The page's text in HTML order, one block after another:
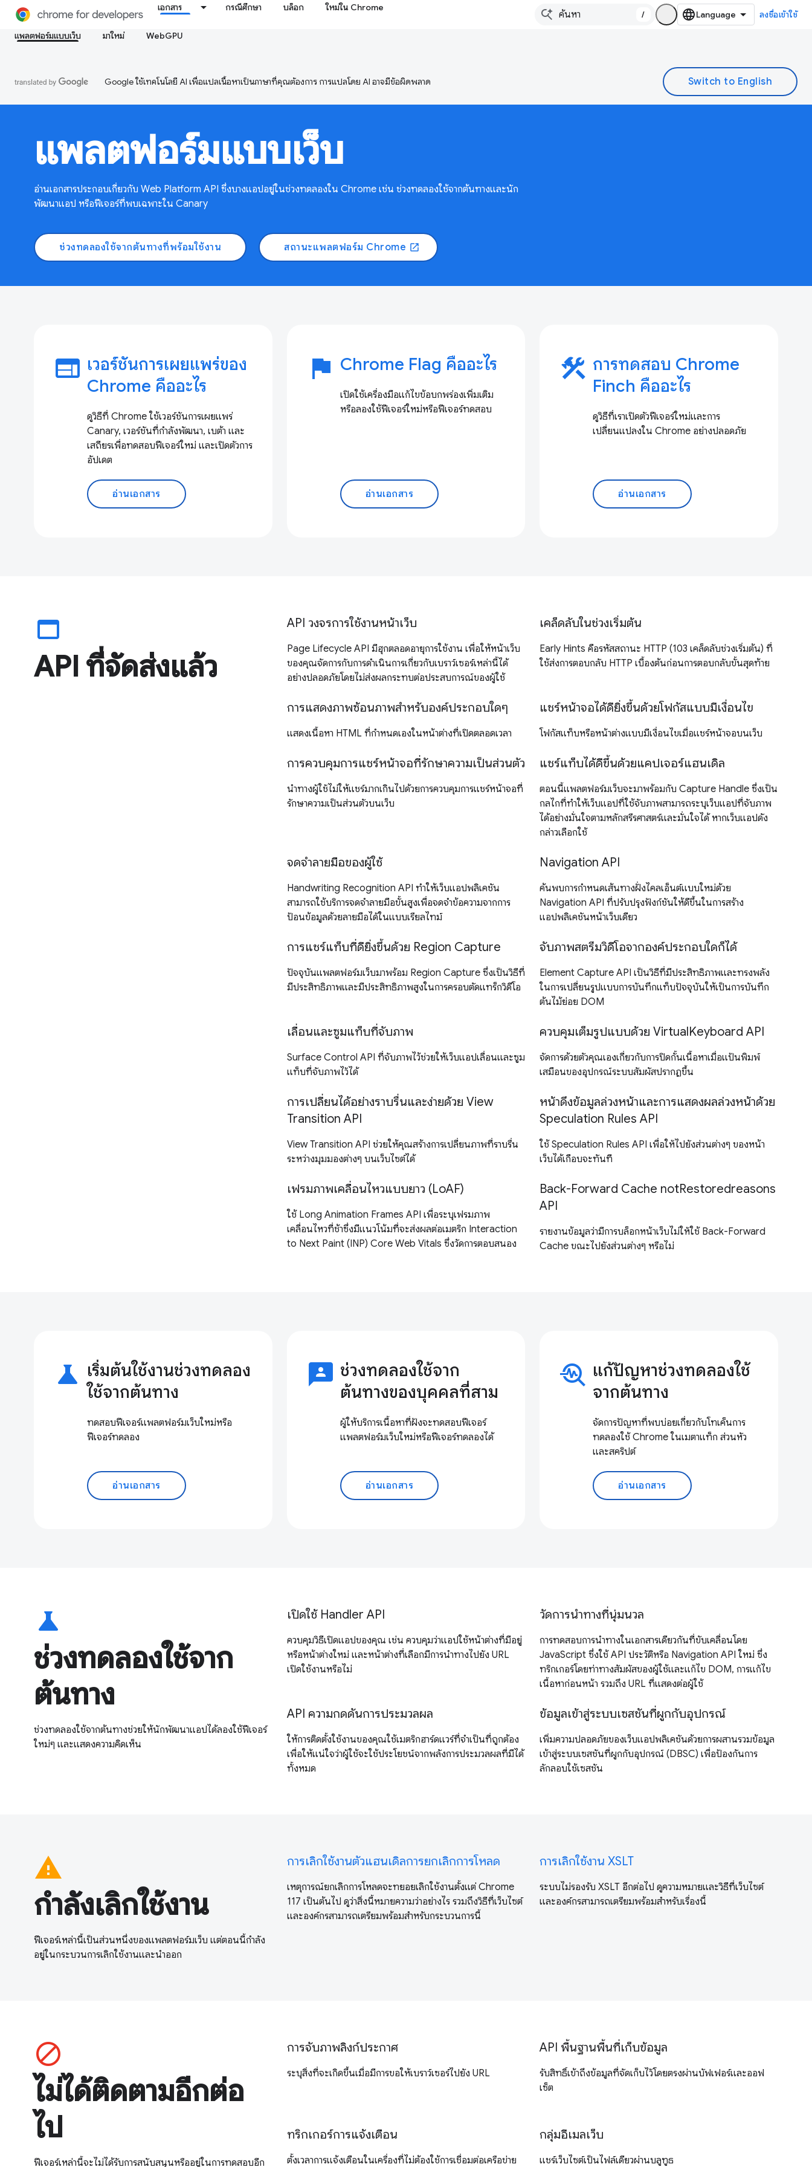
เอกสาร กรณีศึกษา บล็อก ใหม่ใน Chrome
/
ลงชื่อเข้าใช้
แพลตฟอร์มแบบเว็บ
มาใหม่ WebGPU
Google ใช้เทคโนโลยี AI เพื่อแปลเนื้อหาเป็นภาษาที่คุณต้องการ การแปลโดย AI อาจมีข้อผิดพลาด
แพลตฟอร์มแบบเว็บ
อ่านเอกสารประกอบเกี่ยวกับ Web Platform API ซึ่งบางแอปอยู่ในช่วงทดลองใน Chrome เช่น ช่วงทดลองใช้จากต้นทางและนัก
พัฒนาแอป หรือฟีเจอร์ที่พบเฉพาะใน Canary
ช่วงทดลองใช้จากต้นทางที่พร้อมใช้งาน สถานะแพลตฟอร์ม Chrome open_in_new
web เวอร์ชันการเผยแพร่ของ
Chrome คืออะไร
ดูวิธีที่ Chrome ใช้เวอร์ชันการเผยแพร่
Canary, เวอร์ชันที่กำลังพัฒนา, เบต้า และ
เสถียรเพื่อทดสอบฟีเจอร์ใหม่ และเปิดตัวการ
อัปเดต
อ่านเอกสาร
flag Chrome Flag คืออะไร
เปิดใช้เครื่องมือแก้ไขข้อบกพร่องเพิ่มเติม
หรือลองใช้ฟีเจอร์ใหม่หรือฟีเจอร์ทดสอบ
อ่านเอกสาร
construction การทดสอบ Chrome
Finch คืออะไร
ดูวิธีที่เราเปิดตัวฟีเจอร์ใหม่และการ
เปลี่ยนแปลงใน Chrome อย่างปลอดภัย
อ่านเอกสาร
web_asset
API ที่จัดส่งแล้ว
API วงจรการใช้งานหน้าเว็บ
Page Lifecycle API มีฮุกตลอดอายุการใช้งาน เพื่อให้หน้าเว็บ
ของคุณจัดการกับการดำเนินการเกี่ยวกับเบราว์เซอร์เหล่านี้ได้
อย่างปลอดภัยโดยไม่ส่งผลกระทบต่อประสบการณ์ของผู้ใช้
เคล็ดลับในช่วงเริ่มต้น
Early Hints คือรหัสสถานะ HTTP (103 เคล็ดลับช่วงเริ่มต้น) ที่
ใช้ส่งการตอบกลับ HTTP เบื้องต้นก่อนการตอบกลับขั้นสุดท้าย
การแสดงภาพซ้อนภาพสำหรับองค์ประกอบใดๆ
แสดงเนื้อหา HTML ที่กำหนดเองในหน้าต่างที่เปิดตลอดเวลา
แชร์หน้าจอได้ดียิ่งขึ้นด้วยโฟกัสแบบมีเงื่อนไข
โฟกัสแท็บหรือหน้าต่างแบบมีเงื่อนไขเมื่อแชร์หน้าจอบนเว็บ
การควบคุมการแชร์หน้าจอที่รักษาความเป็นส่วนตัว
นำทางผู้ใช้ไม่ให้แชร์มากเกินไปด้วยการควบคุมการแชร์หน้าจอที่
รักษาความเป็นส่วนตัวบนเว็บ
แชร์แท็บได้ดีขึ้นด้วยแคปเจอร์แฮนเดิล
ตอนนี้แพลตฟอร์มเว็บจะมาพร้อมกับ Capture Handle ซึ่งเป็น
กลไกที่ทำให้เว็บแอปที่ใช้จับภาพสามารถระบุเว็บแอปที่จับภาพ
ได้อย่างมั่นใจตามหลักสรีรศาสตร์และมั่นใจได้ หากเว็บแอปดัง
กล่าวเลือกใช้
จดจำลายมือของผู้ใช้
Handwriting Recognition API ทำให้เว็บแอปพลิเคชัน
สามารถใช้บริการจดจำลายมือขั้นสูงเพื่อจดจำข้อความจากการ
ป้อนข้อมูลด้วยลายมือได้ในแบบเรียลไทม์
Navigation API
ค้นพบการกำหนดเส้นทางฝั่งไคลเอ็นต์แบบใหม่ด้วย
Navigation API ที่ปรับปรุงฟังก์ชันให้ดีขึ้นในการสร้าง
แอปพลิเคชันหน้าเว็บเดียว
การแชร์แท็บที่ดียิ่งขึ้นด้วย Region Capture
ปัจจุบันแพลตฟอร์มเว็บมาพร้อม Region Capture ซึ่งเป็นวิธีที่
มีประสิทธิภาพและมีประสิทธิภาพสูงในการครอบตัดแทร็กวิดีโอ
จับภาพสตรีมวิดีโอจากองค์ประกอบใดก็ได้
Element Capture API เป็นวิธีที่มีประสิทธิภาพและทรงพลัง
ในการเปลี่ยนรูปแบบการบันทึกแท็บปัจจุบันให้เป็นการบันทึก
ต้นไม้ย่อย DOM
เลื่อนและซูมแท็บที่จับภาพ
Surface Control API ที่จับภาพไว้ช่วยให้เว็บแอปเลื่อนและซูม
แท็บที่จับภาพไว้ได้
ควบคุมเต็มรูปแบบด้วย VirtualKeyboard API
จัดการด้วยตัวคุณเองเกี่ยวกับการปิดกั้นเนื้อหาเมื่อแป้นพิมพ์
เสมือนของอุปกรณ์ระบบสัมผัสปรากฏขึ้น
การเปลี่ยนได้อย่างราบรื่นและง่ายด้วย View
Transition API
View Transition API ช่วยให้คุณสร้างการเปลี่ยนภาพที่ราบรื่น
ระหว่างมุมมองต่างๆ บนเว็บไซต์ได้
หน้าดึงข้อมูลล่วงหน้าและการแสดงผลล่วงหน้าด้วย
Speculation Rules API
ใช้ Speculation Rules API เพื่อให้ไปยังส่วนต่างๆ ของหน้า
เว็บได้เกือบจะทันที
เฟรมภาพเคลื่อนไหวแบบยาว (LoAF)
ใช้ Long Animation Frames API เพื่อระบุเฟรมภาพ
เคลื่อนไหวที่ช้าซึ่งมีแนวโน้มที่จะส่งผลต่อเมตริก Interaction
to Next Paint (INP) Core Web Vitals ซึ่งวัดการตอบสนอง
Back-Forward Cache notRestoredreasons
API
รายงานข้อมูลว่ามีการบล็อกหน้าเว็บไม่ให้ใช้ Back-Forward
Cache ขณะไปยังส่วนต่างๆ หรือไม่
science เริ่มต้นใช้งานช่วงทดลอง
ใช้จากต้นทาง
ทดสอบฟีเจอร์แพลตฟอร์มเว็บใหม่หรือ
ฟีเจอร์ทดลอง
อ่านเอกสาร
3p ช่วงทดลองใช้จาก
ต้นทางของบุคคลที่สาม
ผู้ให้บริการเนื้อหาที่ฝังจะทดสอบฟีเจอร์
แพลตฟอร์มเว็บใหม่หรือฟีเจอร์ทดลองได้
อ่านเอกสาร
troubleshoot แก้ปัญหาช่วงทดลองใช้
จากต้นทาง
จัดการปัญหาที่พบบ่อยเกี่ยวกับโทเค็นการ
ทดลองใช้ Chrome ในเมตาแท็ก ส่วนหัว
และสคริปต์
อ่านเอกสาร
science
ช่วงทดลองใช้จาก
ต้นทาง
ช่วงทดลองใช้จากต้นทางช่วยให้นักพัฒนาแอปได้ลองใช้ฟีเจอร์
ใหม่ๆ และแสดงความคิดเห็น
เปิดใช้ Handler API
ควบคุมวิธีเปิดแอปของคุณ เช่น ควบคุมว่าแอปใช้หน้าต่างที่มีอยู่
หรือหน้าต่างใหม่ และหน้าต่างที่เลือกมีการนำทางไปยัง URL
เปิดใช้งานหรือไม่
วัดการนําทางที่นุ่มนวล
การทดสอบการนำทางในเอกสารเดียวกันที่ขับเคลื่อนโดย
JavaScript ซึ่งใช้ API ประวัติหรือ Navigation API ใหม่ ซึ่ง
ทริกเกอร์โดยท่าทางสัมผัสของผู้ใช้และแก้ไข DOM, การแก้ไข
เนื้อหาก่อนหน้า รวมถึง URL ที่แสดงต่อผู้ใช้
API ความกดดันการประมวลผล
ให้การติดตั้งใช้งานของคุณใช้เมตริกฮาร์ดแวร์ที่จำเป็นที่ถูกต้อง
เพื่อให้แน่ใจว่าผู้ใช้จะใช้ประโยชน์จากพลังการประมวลผลที่มีได้
ทั้งหมด
ข้อมูลเข้าสู่ระบบเซสชันที่ผูกกับอุปกรณ์
เพิ่มความปลอดภัยของเว็บแอปพลิเคชันด้วยการผสานรวมข้อมูล
เข้าสู่ระบบเซสชันที่ผูกกับอุปกรณ์ (DBSC) เพื่อป้องกันการ
ลักลอบใช้เซสชัน
warning
กำลังเลิกใช้งาน
ฟีเจอร์เหล่านี้เป็นส่วนหนึ่งของแพลตฟอร์มเว็บ แต่ตอนนี้กำลัง
อยู่ในกระบวนการเลิกใช้งานและนำออก
การเลิกใช้งานตัวแฮนเดิลการยกเลิกการโหลด
เหตุการณ์ยกเลิกการโหลดจะทยอยเลิกใช้งานตั้งแต่ Chrome
117 เป็นต้นไป ดูว่าสิ่งนี้หมายความว่าอย่างไร รวมถึงวิธีที่เว็บไซต์
และองค์กรสามารถเตรียมพร้อมสำหรับกระบวนการนี้
การเลิกใช้งาน XSLT
ระบบไม่รองรับ XSLT อีกต่อไป ดูความหมายและวิธีที่เว็บไซต์
และองค์กรสามารถเตรียมพร้อมสำหรับเรื่องนี้
block
ไม่ได้ติดตามอีกต่อ
ไป
ฟีเจอร์เหล่านี้จะไม่ได้รับการสนับสนุนหรืออยู่ในการทดสอบอีก
การจับภาพลิงก์ประกาศ
ระบุสิ่งที่จะเกิดขึ้นเมื่อมีการขอให้เบราว์เซอร์ไปยัง URL
API พื้นฐานพื้นที่เก็บข้อมูล
รับสิทธิ์เข้าถึงข้อมูลที่จัดเก็บไว้โดยตรงผ่านบัฟเฟอร์และออฟ
เซ็ต
ทริกเกอร์การแจ้งเตือน
ตั้งเวลาการแจ้งเตือนในเครื่องที่ไม่ต้องใช้การเชื่อมต่อเครือข่าย
กลุ่มอีเมลเว็บ
แชร์เว็บไซต์เป็นไฟล์เดียวผ่านบลูทูธ